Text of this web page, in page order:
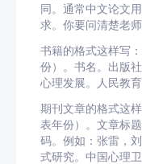
同。通常中文论文
求。你要问清楚老
书籍的格式这样写
份）。书名。出版
心理发展。人民教育
期刊文章的格式这
表年份）。文章标
码。例如：张雷，
式研究。中国心理